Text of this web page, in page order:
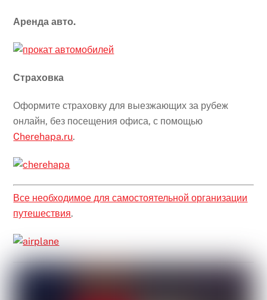
Аренда авто.
Страховка
Оформите страховку для выезжающих за рубеж
онлайн, без посещения офиса, с помощью
Cherehapa.ru.
Все необходимое для самостоятельной организации
путешествия.